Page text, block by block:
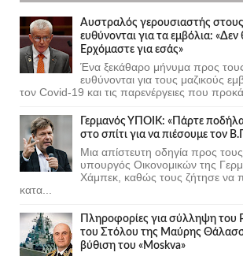
Αυστραλός γερουσιαστής
ευθύνονται για τα εμβόλια: «Δεν
Ερχόμαστε για εσάς»
Ένα ξεκάθαρο μήνυμα προς
ευθύνονται για τους μαζικούς
τον Covid-19 και τις παρενέργειες που
Γερμανός ΥΠΟΙΚ: «Πάρτε
στο σπίτι για να πιέσουμε τον
Μια απίστευτη οδηγία προς
υπουργός Οικονομικών της
Χάμπεκ, καθώς τους ζήτησε να
κατα...
Πληροφορίες για σύλληψη του
του Στόλου της Mαύρης
βύθιση του «Moskva»